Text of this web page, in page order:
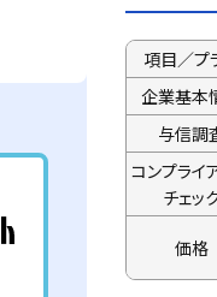
項目／プ
企業基本
与信調
コンプライ
チェッ
価格